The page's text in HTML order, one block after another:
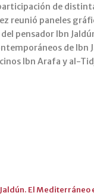
de
reunió paneles
pensador Ibn
de
Ibn Arafa y al-
El Mediterráneo